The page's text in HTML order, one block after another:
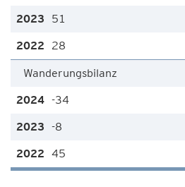
51
28
Wanderungsbilanz
-34
-8
45